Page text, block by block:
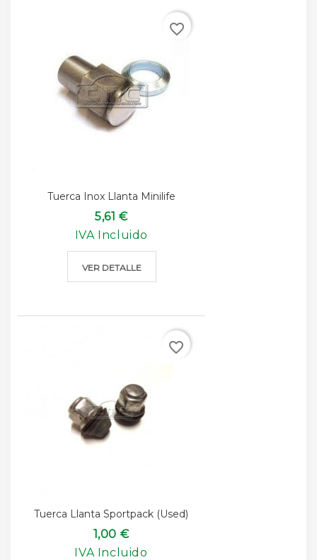
Tuerca Inox Llanta Minilife
5,61 €
IVA Incluido
VER DETALLE
favorite_border
Tuerca Llanta Sportpack (used)
1,00 €
IVA Incluido
favorite_border